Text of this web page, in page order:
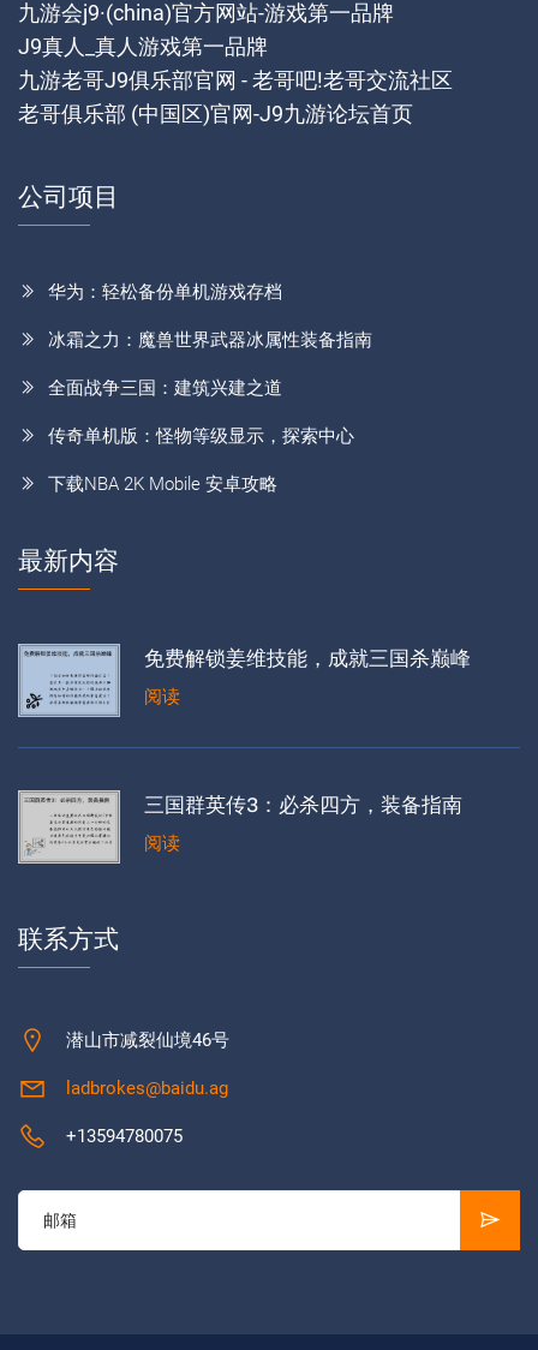
九游会j9·(china)官方网站-游戏第一品牌
J9真人_真人游戏第一品牌
九游老哥J9俱乐部官网 - 老哥吧!老哥交流社区
老哥俱乐部 (中国区)官网-J9九游论坛首页
公司项目
华为：轻松备份单机游戏存档
冰霜之力：魔兽世界武器冰属性装备指南
全面战争三国：建筑兴建之道
传奇单机版：怪物等级显示，探索中心
下载NBA 2K Mobile 安卓攻略
最新内容
免费解锁姜维技能，成就三国杀巅峰
阅读
三国群英传3：必杀四方，装备指南
阅读
联系方式
潜山市减裂仙境46号
ladbrokes@baidu.ag
+13594780075